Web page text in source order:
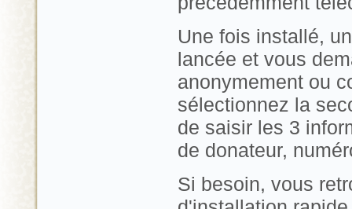
Une fois installé,
lancée et vous
anonymement ou
sélectionnez la
de saisir les 3
de donateur,
Si besoin, vous